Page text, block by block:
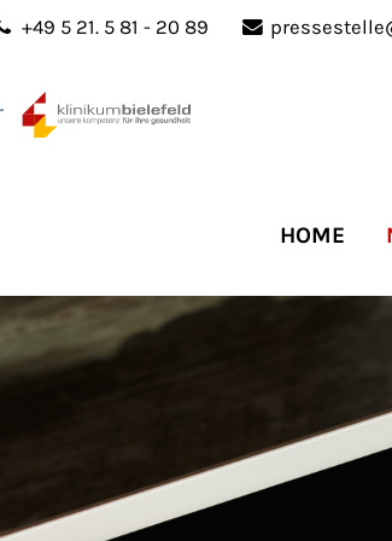
24h/
We offer support for our
customers
+49 5 21. 5 81 - 20 89
HOME